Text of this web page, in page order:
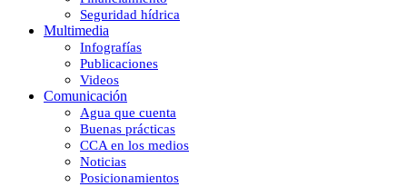
Seguridad hídrica
Multimedia
Infografías
Publicaciones
Videos
Comunicación
Agua que cuenta
Buenas prácticas
CCA en los medios
Noticias
Posicionamientos